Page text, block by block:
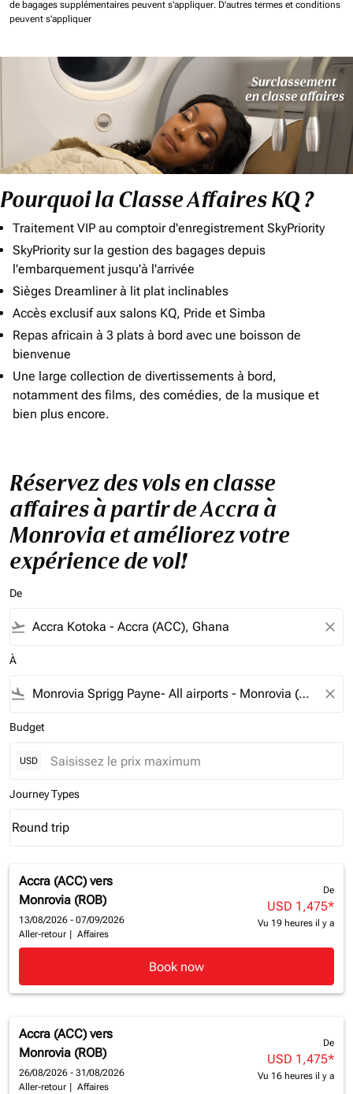
de bagages supplémentaires peuvent s'appliquer. D'autres termes et conditions
peuvent s'appliquer
Pourquoi la Classe Affaires KQ ?
Traitement VIP au comptoir d'enregistrement SkyPriority
SkyPriority sur la gestion des bagages depuis
l'embarquement jusqu'à l'arrivée
Sièges Dreamliner à lit plat inclinables
Accès exclusif aux salons KQ, Pride et Simba
Repas africain à 3 plats à bord avec une boisson de
bienvenue
Une large collection de divertissements à bord,
notamment des films, des comédies, de la musique et
bien plus encore.
Réservez des vols en classe
affaires à partir de Accra à
Monrovia et améliorez votre
expérience de vol!
De
flight_takeoff close
À
flight_land close
Budget
USD
Journey Types
Journey Types option Round trip Selected
Round trip
keyboard_arrow_down
Accra (ACC) vers
Monrovia (ROB)
13/08/2026 - 07/09/2026
Aller-retour
Affaires
De
USD 1,475*
Vu 19 heures il y a
Book now
Accra (ACC) vers
Monrovia (ROB)
26/08/2026 - 31/08/2026
Aller-retour
Affaires
De
USD 1,475*
Vu 16 heures il y a